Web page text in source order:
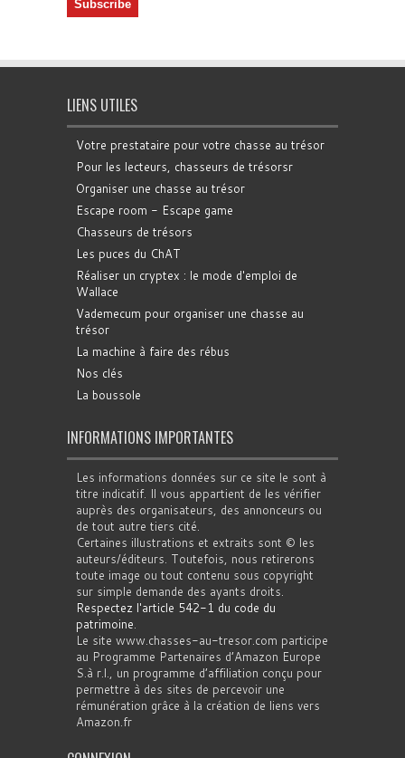
LIENS UTILES
Votre prestataire pour votre chasse au trésor
Pour les lecteurs, chasseurs de trésorsr
Organiser une chasse au trésor
Escape room - Escape game
Chasseurs de trésors
Les puces du ChAT
Réaliser un cryptex : le mode d'emploi de
Wallace
Vademecum pour organiser une chasse au
trésor
La machine à faire des rébus
Nos clés
La boussole
INFORMATIONS IMPORTANTES
Les informations données sur ce site le sont à
titre indicatif. Il vous appartient de les vérifier
auprès des organisateurs, des annonceurs ou
de tout autre tiers cité.
Certaines illustrations et extraits sont © les
auteurs/éditeurs. Toutefois, nous retirerons
toute image ou tout contenu sous copyright
sur simple demande des ayants droits.
Respectez l'article 542-1 du code du
patrimoine.
Le site www.chasses-au-tresor.com participe
au Programme Partenaires d’Amazon Europe
S.à r.l., un programme d’affiliation conçu pour
permettre à des sites de percevoir une
rémunération grâce à la création de liens vers
Amazon.fr